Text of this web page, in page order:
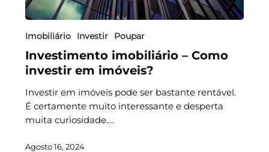
Imobiliário Investir Poupar
Investimento imobiliário – Como
investir em imóveis?
Investir em imóveis pode ser bastante rentável.
É certamente muito interessante e desperta
muita curiosidade.…
Agosto 16, 2024